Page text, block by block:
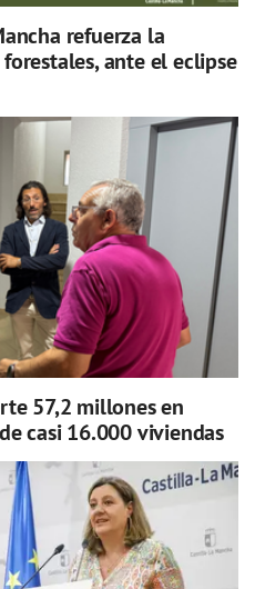
refuerza la
ante el eclipse
57,2 millones en
casi 16.000 viviendas